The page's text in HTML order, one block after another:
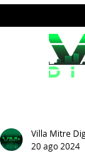
Villa Mitre
20 ago 2024